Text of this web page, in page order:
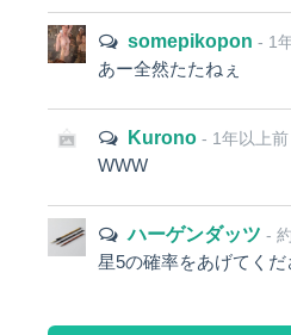
somepikopon- 1
あー全然たたねぇ
Kurono- 1年以上前
WWW
ハーゲンダッツ-
星5の確率をあげてくだ